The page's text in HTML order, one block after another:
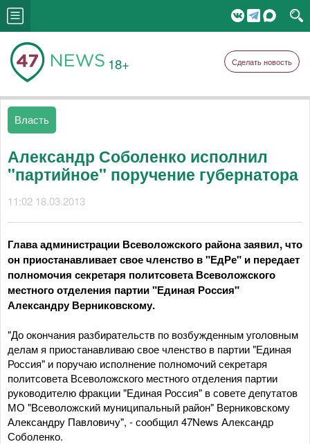
18+ Сделать новость
Власть
Александр Соболенко исполнил
"партийное" поручение губернатора
11:02 18.03.2013
Глава администрации Всеволожского района заявил, что
он приостанавливает свое членство в "ЕдРе" и передает
полномочия секретаря политсовета Всеволожского
местного отделения партии "Единая Россия"
Александру Верниковскому.
"До окончания разбирательств по возбужденным уголовным
делам я приостанавливаю свое членство в партии "Единая
Россия" и поручаю исполнение полномочий секретаря
политсовета Всеволожского местного отделения партии
руководителю фракции "Единая Россия" в совете депутатов
МО "Всеволожский муниципальный район" Верниковскому
Александру Павловичу", - сообщил 47News Александр
Соболенко.